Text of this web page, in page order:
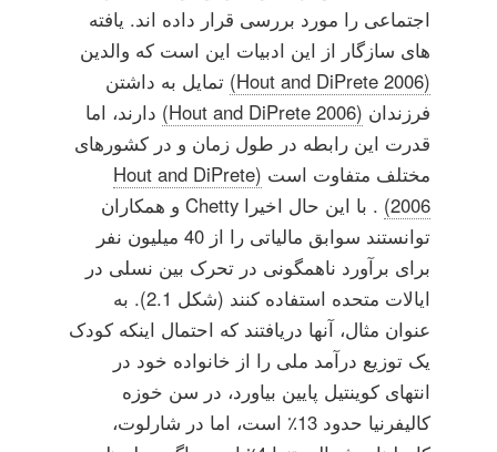
اجتماعی را مورد بررسی قرار داده اند. یافته
های سازگار از این ادبیات این است که والدین
(Hout and DiPrete 2006)
تمایل به داشتن
فرزندان (Hout and DiPrete 2006)
دارند، اما
قدرت این رابطه در طول زمان و در کشورهای
مختلف متفاوت است (Hout and DiPrete
2006)
. با این حال اخیرا Chetty و همکاران
توانستند سوابق مالیاتی را از 40 میلیون نفر
برای برآورد ناهمگونی در تحرک بین نسلی در
ایالات متحده استفاده کنند (شکل 2.1). به
عنوان مثال، آنها دریافتند که احتمال اینکه کودک
یک توزیع درآمد ملی را از خانواده خود در
انتهای کوینتیل پایین بیاورد، در سن خوزه
کالیفرنیا حدود 13٪ است، اما در شارلوت،